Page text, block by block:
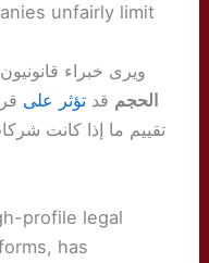
unfairly limit
ويرى خبراء
الحجم قد تؤثر على
تقييم ما إذا كانت
profile legal
has